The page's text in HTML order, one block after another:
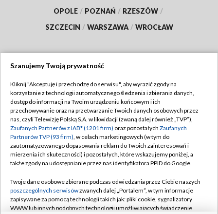
OPOLE / POZNAŃ / RZESZÓW /
SZCZECIN / WARSZAWA / WROCŁAW
TVP
Abonament TVP
Emisja w TVP
Centrum informacji TVP
Naziemna Telewizja Cyfrowa
Rada Programowa
System NOS
Regulamin TVP
Polityka prywatności
Moje zgody
Pomoc
Kontakt
Szanujemy Twoją prywatność
Kliknij "Akceptuję i przechodzę do serwisu", aby wyrazić zgody na
korzystanie z technologii automatycznego śledzenia i zbierania danych,
dostęp do informacji na Twoim urządzeniu końcowym i ich
przechowywanie oraz na przetwarzanie Twoich danych osobowych przez
nas, czyli Telewizję Polską S.A. w likwidacji (zwaną dalej również „TVP”),
Zaufanych Partnerów z IAB* (1201 firm) oraz pozostałych Zaufanych
Partnerów TVP (93 firm), w celach marketingowych (w tym do
zautomatyzowanego dopasowania reklam do Twoich zainteresowań i
mierzenia ich skuteczności) i pozostałych, które wskazujemy poniżej, a
także zgody na udostępnianie przez nas identyfikatora PPID do Google.
Twoje dane osobowe zbierane podczas odwiedzania przez Ciebie naszych
poszczególnych serwisówzwanych dalej „Portalem”, w tym informacje
zapisywane za pomocą technologii takich jak: pliki cookie, sygnalizatory
WWW lub innych podobnych technologii umożliwiających świadczenie